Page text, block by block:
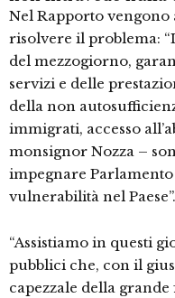
Nel Rapporto vengono
risolvere il problema:
del mezzogiorno,
servizi e delle
della non
immigrati, accesso
monsignor Nozza –
impegnare
vulnerabilità nel Paese”.
“Assistiamo in questi
pubblici che, con il
capezzale della